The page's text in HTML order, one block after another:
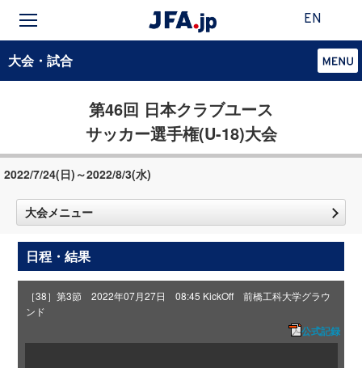
EN
大会・試合
第46回 日本クラブユース
サッカー選手権(U-18)大会
2022/7/24(日)～2022/8/3(水)
大会メニュー
日程・結果
［38］第3節 2022年07月27日 08:45 KickOff 前橋工科大学グラウ
ンド
公式記録